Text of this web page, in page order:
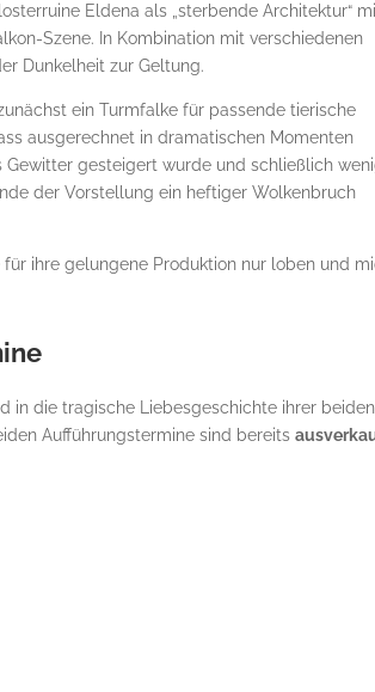
Eldena als „sterbende Architektur“
Szene. In Kombination mit verschiedenen
Dunkelheit zur Geltung.
ein Turmfalke für passende tierische
ausgerechnet in dramatischen Momenten
gesteigert wurde und schließlich
der Vorstellung ein heftiger Wolkenbruch
ihre gelungene Produktion nur loben und
in die tragische Liebesgeschichte ihrer beiden
Aufführungstermine sind bereits